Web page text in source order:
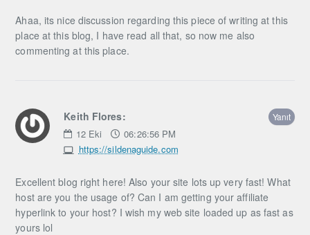
Ahaa, its nice discussion regarding this piece of writing at this
place at this blog, I have read all that, so now me also
commenting at this place.
Keith Flores:
12 Eki
06:26:56 PM
https://sildenaguide.com
Yanıt
Excellent blog right here! Also your site lots up very fast! What
host are you the usage of? Can I am getting your affiliate
hyperlink to your host? I wish my web site loaded up as fast as
yours lol